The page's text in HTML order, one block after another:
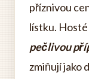
příznivou
lístku.
pečlivou
zmiňují jako